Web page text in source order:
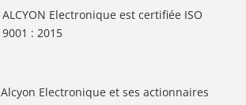
ALCYON Electronique est certifiée ISO
9001 : 2015
Alcyon Electronique et ses actionnaires